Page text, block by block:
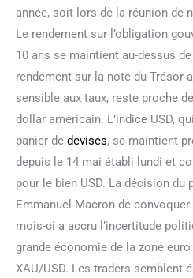
année, soit lors de la réunion de
Le rendement sur l’obligation
10 ans se maintient au-dessus
rendement sur la note du Trésor
sensible aux taux, reste proche
dollar américain. L’indice USD,
panier de devises, se maintient
depuis le 14 mai établi lundi et
pour le bien USD. La décision du
Emmanuel Macron de
mois-ci a accru l’incertitude
grande économie de la zone
XAU/USD. Les traders semblent